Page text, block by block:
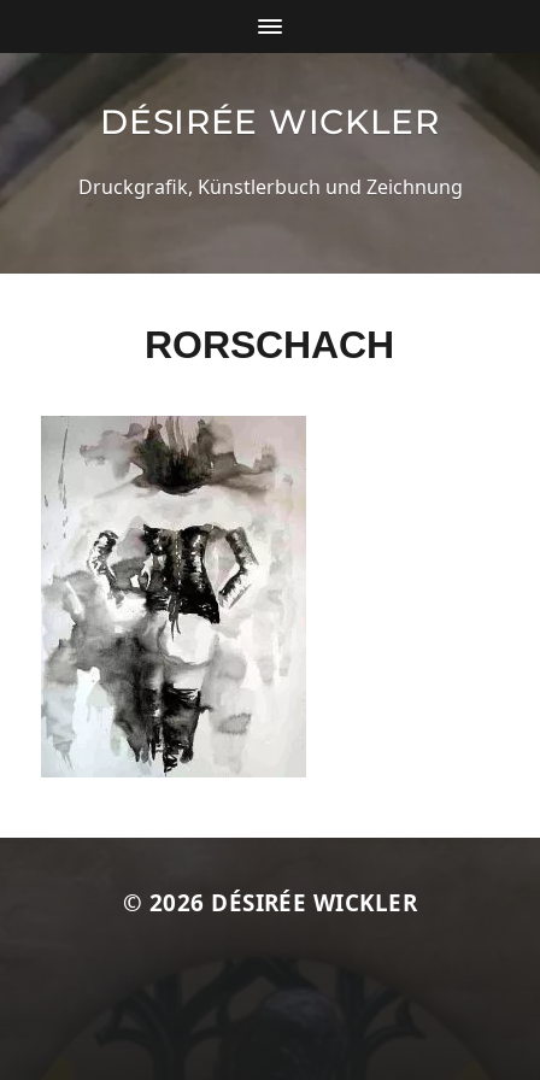
DÉSIRÉE WICKLER
Druckgrafik, Künstlerbuch und Zeichnung
RORSCHACH
© 2026 DÉSIRÉE WICKLER